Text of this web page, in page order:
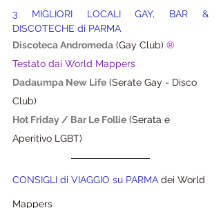
3 MIGLIORI LOCALI GAY, BAR &
DISCOTECHE di PARMA
Discoteca Andromeda (Gay Club) ®
Testato dai World Mappers
Dadaumpa New Life (Serate Gay - Disco
Club)
Hot Friday / Bar Le Follie (Serata e
Aperitivo LGBT)
CONSIGLI di VIAGGIO su PARMA dei World
Mappers